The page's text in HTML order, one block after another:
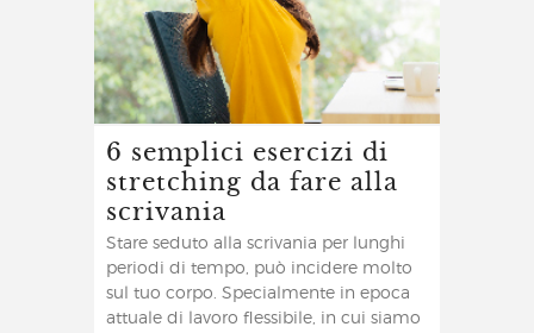
6 semplici esercizi di
stretching da fare alla
scrivania
Stare seduto alla scrivania per lunghi
periodi di tempo, può incidere molto
sul tuo corpo. Specialmente in epoca
attuale di lavoro flessibile, in cui siamo